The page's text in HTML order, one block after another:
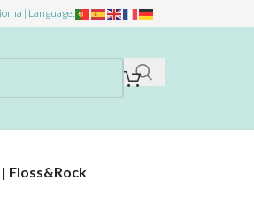
| Language:
Floss&Rock